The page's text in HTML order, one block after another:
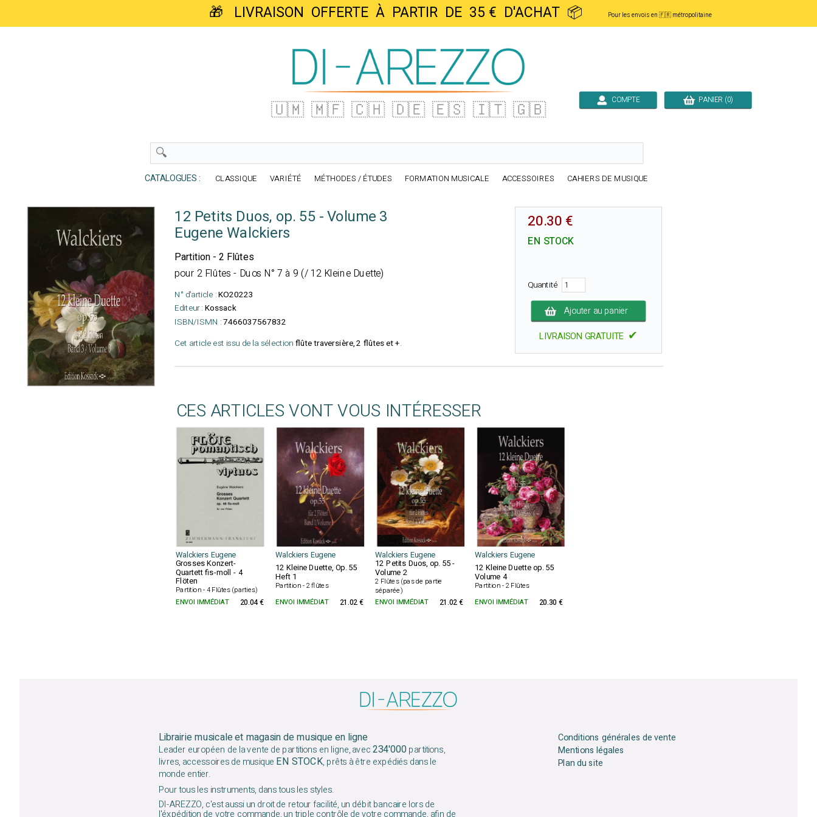
🎁 LIVRAISON OFFERTE À PARTIR DE 35 € D'ACHAT 📦 Pour les envois en 🇫🇷 métropolitaine
🇺🇲 🇲🇫 🇨🇭 🇩🇪 🇪🇸 🇮🇹 🇬🇧 COMPTE PANIER (0)
CATALOGUES : CLASSIQUE VARIÉTÉ MÉTHODES / ÉTUDES FORMATION MUSICALE ACCESSOIRES CAHIERS DE MUSIQUE
12 Petits Duos, op. 55 - Volume 3
Eugene Walckiers
Partition - 2 Flûtes
pour 2 Flûtes - Duos N° 7 à 9 (/ 12 Kleine Duette)
N° d'article :KO20223
Editeur : Kossack
ISBN/ISMN :7466037567832
Cet article est issu de la sélection flûte traversière, 2 flûtes et +.
20.30 €
EN STOCK
Quantité
Ajouter au panier
LIVRAISON GRATUITE ✔
CES ARTICLES VONT VOUS INTÉRESSER
Walckiers Eugene Walckiers Eugene Walckiers Eugene Walckiers Eugene
Grosses Konzert-
Quartett fis-moll - 4
Flöten
Partition - 4 Flûtes (parties)
12 Kleine Duette, Op. 55
Heft 1
Partition - 2 flûtes
12 Petits Duos, op. 55 -
Volume 2
2 Flûtes (pas de partie
séparée)
12 Kleine Duette op. 55
Volume 4
Partition - 2 Flûtes
ENVOI IMMÉDIAT
20.04 € ENVOI IMMÉDIAT 21.02 € ENVOI IMMÉDIAT 21.02 € ENVOI IMMÉDIAT 20.30 €
Librairie musicale et magasin de musique en ligne
Leader européen de la vente de partitions en ligne, avec234'000partitions,
livres, accessoires de musique EN STOCK, prêts à être expédiés dans le
monde entier.
Pour tous les instruments, dans tous les styles.
DI-AREZZO, c'est aussi un droit de retour facilité, un débit bancaire lors de
l'éxpédition de votre commande, un triple contrôle de votre commande, afin de
Conditions générales de vente
Mentions légales
Plan du site